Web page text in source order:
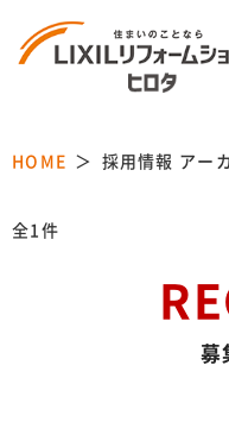
HOME 採用情報 アー
全1件
募